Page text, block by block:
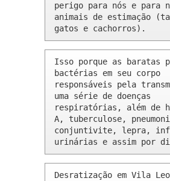
perigo para nós e para
animais de estimação
gatos e cachorros).
Isso porque as baratas
bactérias em seu corpo
responsáveis pela
uma série de doenças
respiratórias, além de
A, tuberculose,
conjuntivite, lepra,
urinárias e assim por
Desratização em Vila